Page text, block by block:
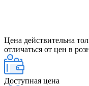
Цена действительна
отличаться от цен в
Доступная цена